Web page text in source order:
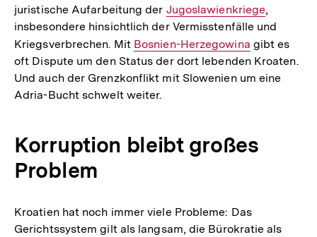
juristische Aufarbeitung der Interner
Link:
Jugoslawienkriege,
insbesondere hinsichtlich der Vermisstenfälle und
Kriegsverbrechen. Mit Interner
Link:
Bosnien-Herzegowina gibt es
oft Dispute um den Status der dort lebenden Kroaten.
Und auch der Grenzkonflikt mit Slowenien um eine
Adria-Bucht schwelt weiter.
Korruption bleibt großes
Problem
Kroatien hat noch immer viele Probleme: Das
Gerichtssystem gilt als langsam, die Bürokratie als